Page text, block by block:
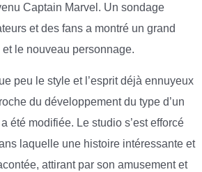
Captain Marvel. Un sondage
et des fans a montré un grand
le nouveau personnage.
peu le style et l’esprit déjà ennuyeux
du développement du type d’un
été modifiée. Le studio s’est efforcé
laquelle une histoire intéressante et
attirant par son amusement et